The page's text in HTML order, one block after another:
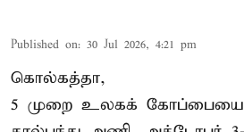
Published on: 30 Jul 2026, 4:21 pm
கொல்கத்தா,
5 முறை உலகக் கோப்பையை